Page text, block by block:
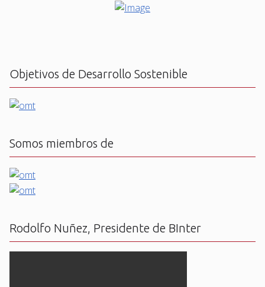
Objetivos de Desarrollo Sostenible
Somos miembros de
Rodolfo Nuñez, Presidente de BInter